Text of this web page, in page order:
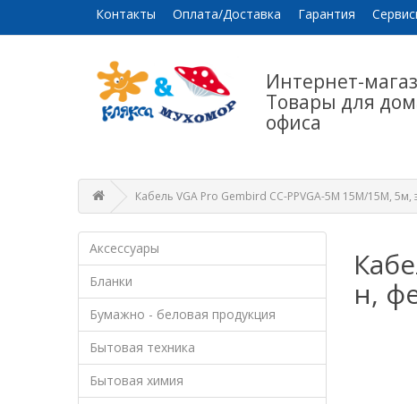
Контакты Оплата/Доставка Гарантия
Интернет-
Товары для
офиса
Кабель VGA Pro Gembird CC-PPVGA-5M 15M/15M,
Аксессуары
Бланки
Бумажно - беловая продукция
Бытовая техника
Бытовая химия
н,